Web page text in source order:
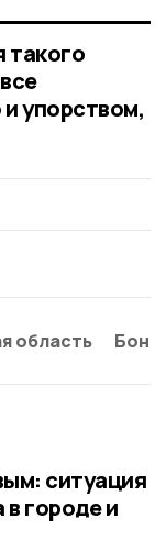
такого
упорством,
область
ситуация
городе и